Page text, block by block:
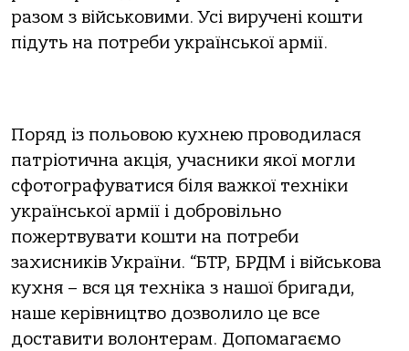
разом з військовими. Усі виручені кошти
підуть на потреби української армії.
Поряд із польовою кухнею проводилася
патріотична акція, учасники якої могли
сфотографуватися біля важкої техніки
української армії і добровільно
пожертвувати кошти на потреби
захисників України. “БТР, БРДМ і військова
кухня – вся ця техніка з нашої бригади,
наше керівництво дозволило це все
доставити волонтерам. Допомагаємо